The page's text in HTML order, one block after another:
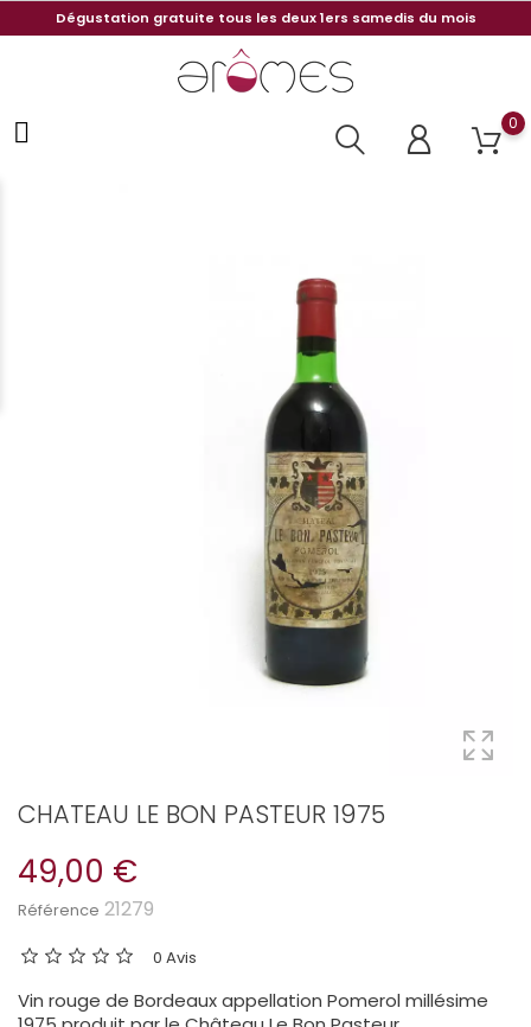
Dégustation gratuite tous les deux 1ers samedis du mois
0
CHATEAU LE BON PASTEUR 1975
49,00 €
Référence 21279
0 Avis
Vin rouge de Bordeaux appellation Pomerol millésime